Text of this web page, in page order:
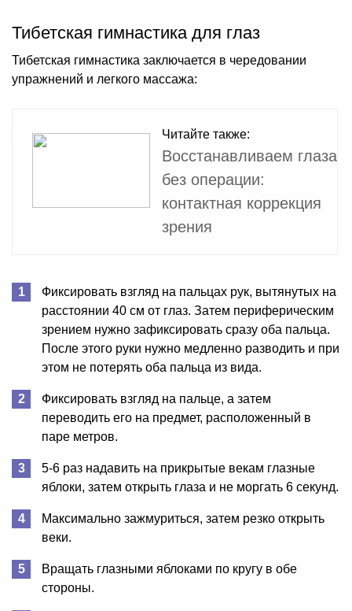
Тибетская гимнастика для глаз
Тибетская гимнастика заключается в чередовании
упражнений и легкого массажа:
Читайте также:
Восстанавливаем глаза
без операции:
контактная коррекция
зрения
Фиксировать взгляд на пальцах рук, вытянутых на
расстоянии 40 см от глаз. Затем периферическим
зрением нужно зафиксировать сразу оба пальца.
После этого руки нужно медленно разводить и при
этом не потерять оба пальца из вида.
Фиксировать взгляд на пальце, а затем
переводить его на предмет, расположенный в
паре метров.
5-6 раз надавить на прикрытые векам глазные
яблоки, затем открыть глаза и не моргать 6 секунд.
Максимально зажмуриться, затем резко открыть
веки.
Вращать глазными яблоками по кругу в обе
стороны.